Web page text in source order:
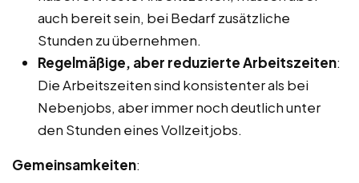
auch bereit sein, bei Bedarf zusätzliche
Stunden zu übernehmen.
Regelmäßige, aber reduzierte Arbeitszeiten:
Die Arbeitszeiten sind konsistenter als bei
Nebenjobs, aber immer noch deutlich unter
den Stunden eines Vollzeitjobs.
Gemeinsamkeiten: